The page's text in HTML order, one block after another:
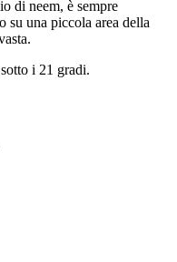
di neem, è sempre
su una piccola area della
i 21 gradi.